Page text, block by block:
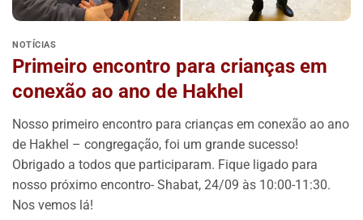
NOTÍCIAS
Primeiro encontro para crianças em
conexão ao ano de Hakhel
Nosso primeiro encontro para crianças em conexão ao ano
de Hakhel – congregação, foi um grande sucesso!
Obrigado a todos que participaram. Fique ligado para
nosso próximo encontro- Shabat, 24/09 às 10:00-11:30.
Nos vemos lá!